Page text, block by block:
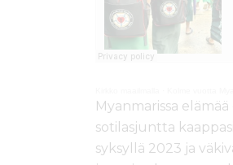
Myanmarissa
sotilasjuntta
syksyllä 2023 ja